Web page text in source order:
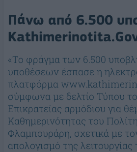
Πάνω από 6.500
«Το φράγμα των 6.500
υποθέσεων έσπασε η
πλατφόρμα
σύμφωνα με δελτίο Τύπου
Επικρατείας αρμόδιου για
Καθημερινότητας του
Φλαμπουράρη, σχετικά με
απολογισμό της λειτουργίας